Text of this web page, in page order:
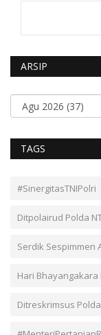
ARSIP
TAGS
#SinergitasTNIPolri
Ditpolairud Polda
Serdik Sespimmen
Hari Bhayangakara
Ditreskrimsus Polda